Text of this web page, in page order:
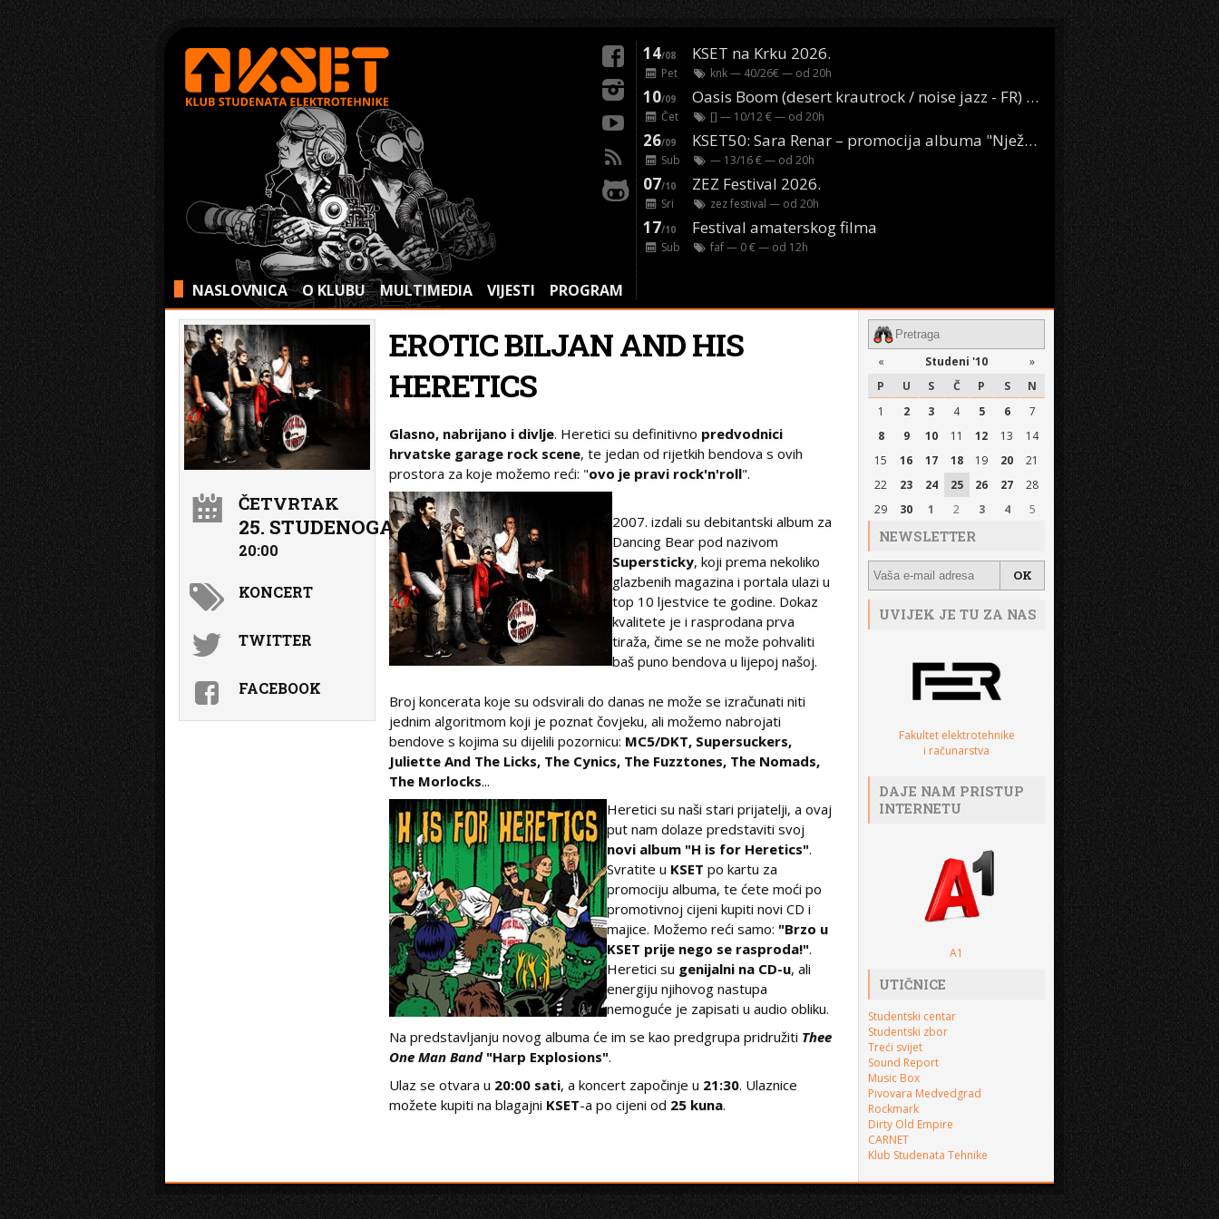
NASLOVNICA O KLUBU MULTIMEDIA VIJESTI PROGRAM
14/08 KSET na Krku 2026.
Pet knk— 40/26€ — od 20h
10/09 Oasis Boom (desert krautrock / noise jazz - FR) @ KONTEJNER
Čet [] — 10/12 € — od 20h
26/09 KSET50: Sara Renar – promocija albuma "Nježne riječi" @ Močvara
Sub — 13/16 € — od 20h
07/10 ZEZ Festival 2026.
Sri zez festival — od 20h
17/10 Festival amaterskog filma
Sub faf— 0 € — od 12h
EROTIC BILJAN AND HIS
HERETICS
Glasno, nabrijano i divlje. Heretici su definitivno predvodnici
hrvatske garage rock scene, te jedan od rijetkih bendova s ovih
prostora za koje možemo reći: "ovo je pravi rock'n'roll".
2007. izdali su debitantski album za
Dancing Bear pod nazivom
Supersticky, koji prema nekoliko
glazbenih magazina i portala ulazi u
top 10 ljestvice te godine. Dokaz
kvalitete je i rasprodana prva
tiraža, čime se ne može pohvaliti
baš puno bendova u lijepoj našoj.
Broj koncerata koje su odsvirali do danas ne može se izračunati niti
jednim algoritmom koji je poznat čovjeku, ali možemo nabrojati
bendove s kojima su dijelili pozornicu: MC5/DKT, Supersuckers,
Juliette And The Licks, The Cynics, The Fuzztones, The Nomads,
The Morlocks...
Heretici su naši stari prijatelji, a ovaj
put nam dolaze predstaviti svoj
novi album "H is for Heretics".
Svratite u KSET po kartu za
promociju albuma, te ćete moći po
promotivnoj cijeni kupiti novi CD i
majice. Možemo reći samo: "Brzo u
KSET prije nego se rasproda!".
Heretici su genijalni na CD-u, ali
energiju njihovog nastupa
nemoguće je zapisati u audio obliku.
Na predstavljanju novog albuma će im se kao predgrupa pridružiti Thee
One Man Band"Harp Explosions".
Ulaz se otvara u 20:00 sati, a koncert započinje u 21:30. Ulaznice
možete kupiti na blagajni KSET-a po cijeni od 25 kuna.
ČETVRTAK
25. STUDENOGA
20:00
KONCERT
TWITTER
FACEBOOK
« Studeni '10
»
P
U S Č P S
N
1
2 3 4 5 6
7
8
9 10 11 12 13
14
15
16 17 18 19 20
21
22
23 24 25 26 27
28
29
30 1 2 3 4 5
NEWSLETTER
UVIJEK JE TU ZA NAS
Fakultet elektrotehnike
i računarstva
DAJE NAM PRISTUP
INTERNETU
A1
UTIČNICE
Studentski centar
Studentski zbor
Treći svijet
Sound Report
Music Box
Pivovara Medvedgrad
Rockmark
Dirty Old Empire
CARNET
Klub Studenata Tehnike